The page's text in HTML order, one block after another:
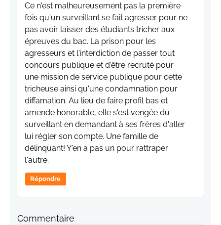
Ce n'est malheureusement pas la première
fois qu'un surveillant se fait agresser pour ne
pas avoir laisser des étudiants tricher aux
épreuves du bac. La prison pour les
agresseurs et l'interdiction de passer tout
concours publique et d'être recruté pour
une mission de service publique pour cette
tricheuse ainsi qu'une condamnation pour
diffamation. Au lieu de faire profil bas et
amende honorable, elle s'est vengée du
surveillant en demandant à ses frères d'aller
lui régler son compte. Une famille de
délinquant! Y'en a pas un pour rattraper
l'autre.
Répondre
Commentaire